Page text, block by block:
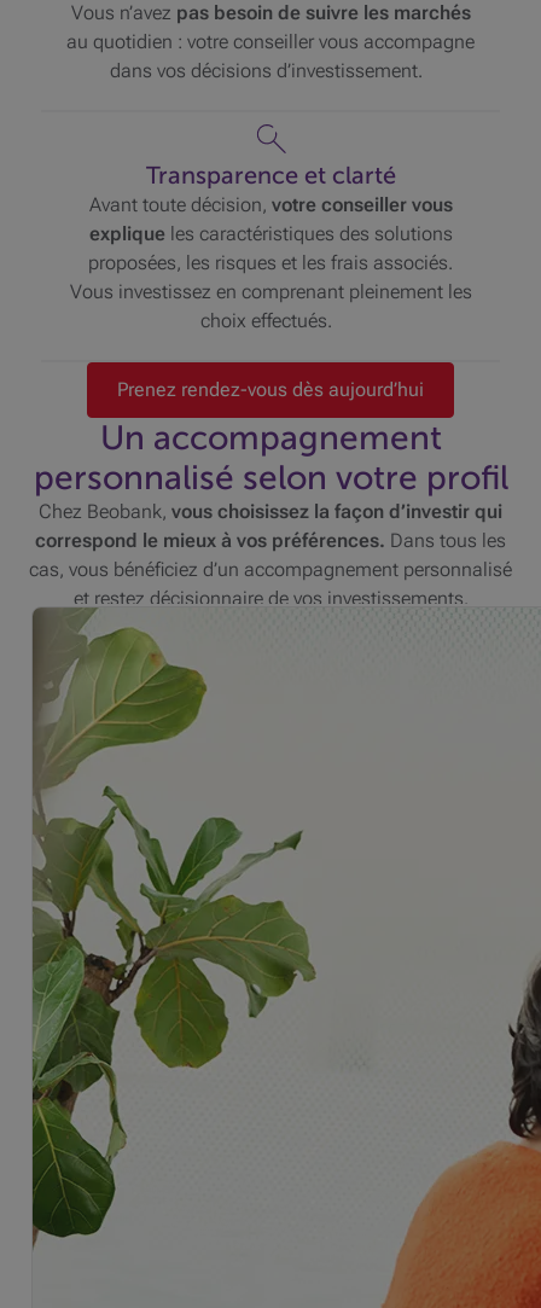
Vous n’avez pas besoin de suivre les marchés
au quotidien : votre conseiller vous accompagne
dans vos décisions d’investissement.
Transparence et clarté
Avant toute décision, votre conseiller vous
explique les caractéristiques des solutions
proposées, les risques et les frais associés.
Vous investissez en comprenant pleinement les
choix effectués.
Prenez rendez-vous dès aujourd’hui
Un accompagnement
personnalisé selon votre profil
Chez Beobank, vous choisissez la façon d’investir qui
correspond le mieux à vos préférences. Dans tous les
cas, vous bénéficiez d’un accompagnement personnalisé
et restez décisionnaire de vos investissements.